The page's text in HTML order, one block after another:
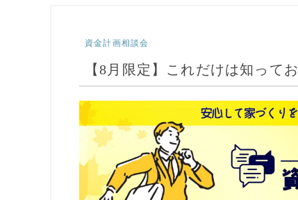
【8月限定】これだけは知って
資金計画相談会